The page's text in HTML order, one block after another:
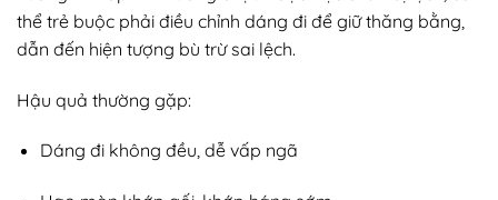
thể trẻ buộc phải điều chỉnh dáng đi để giữ thăng bằng,
dẫn đến hiện tượng bù trừ sai lệch.
Hậu quả thường gặp:
Dáng đi không đều, dễ vấp ngã